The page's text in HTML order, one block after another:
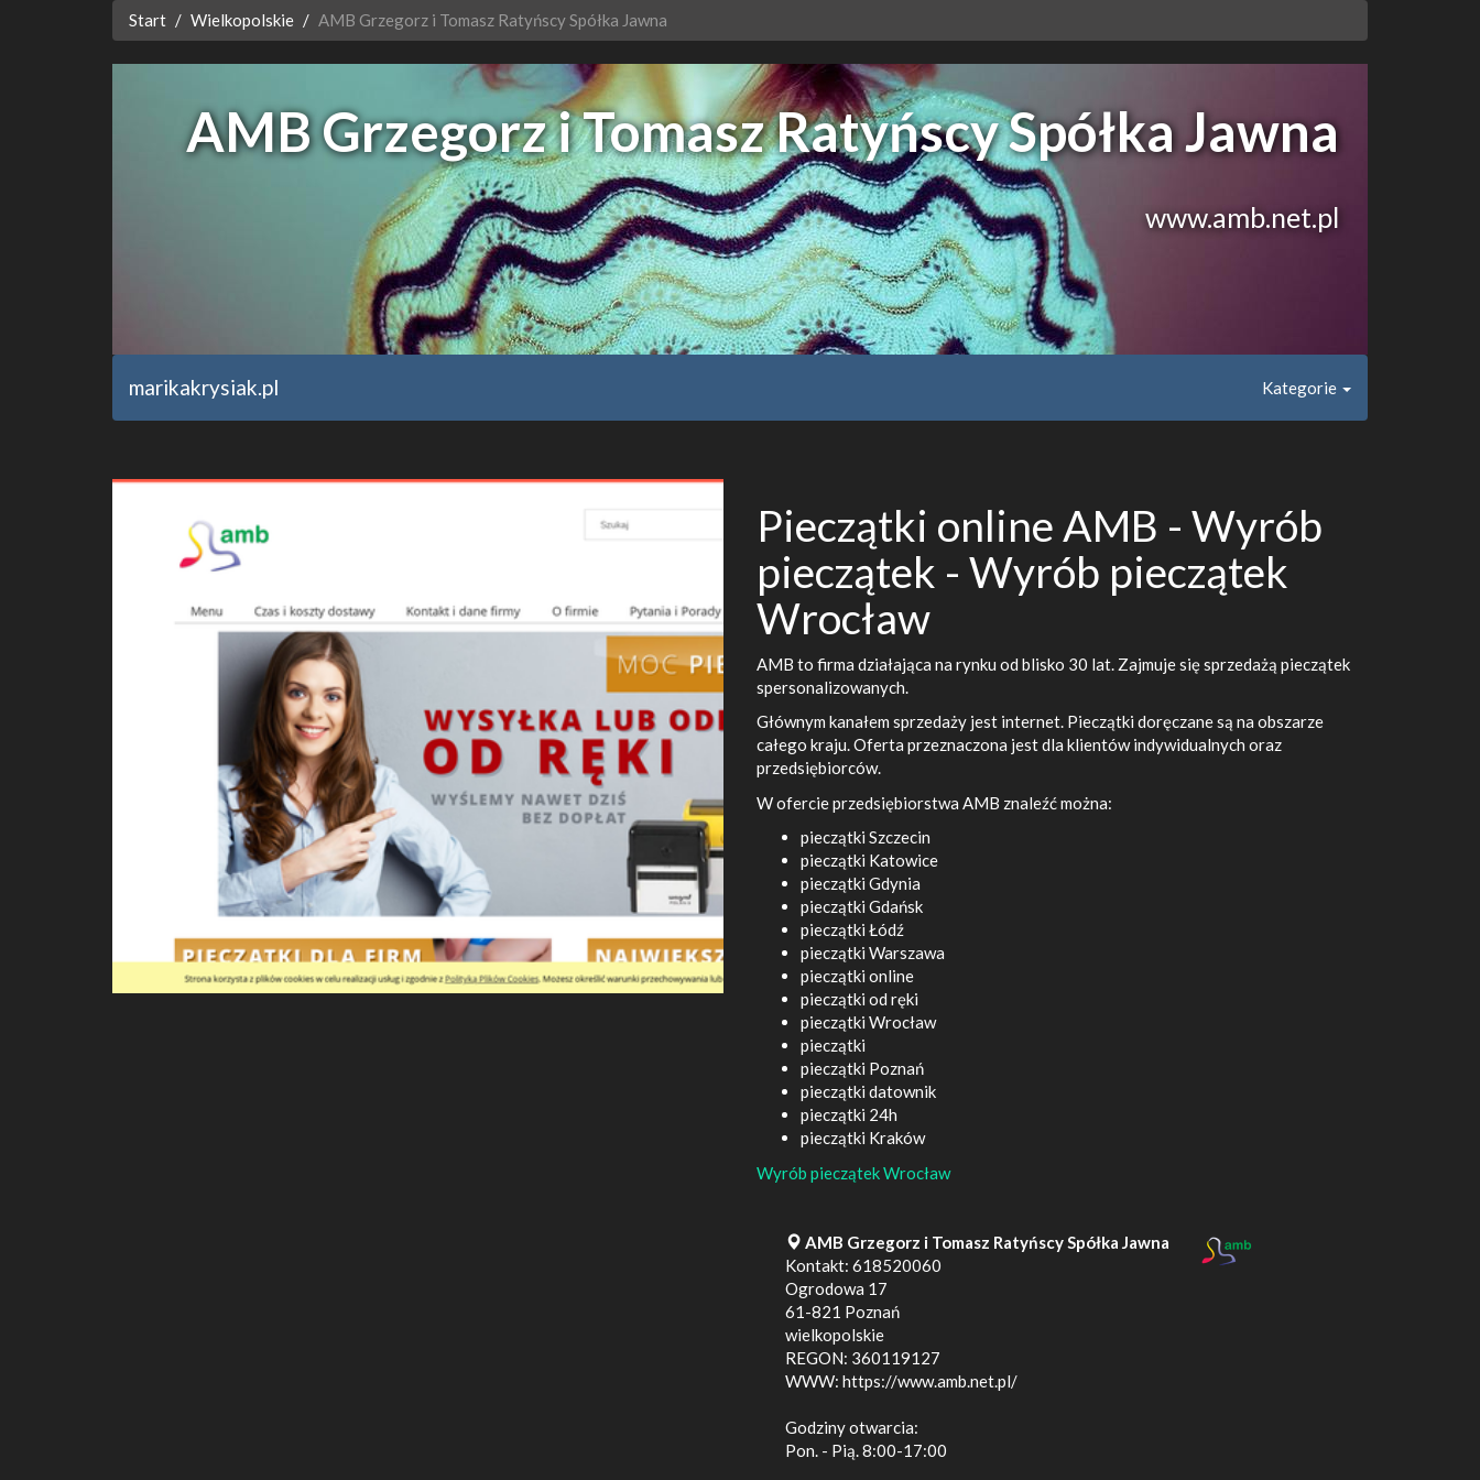
Start Wielkopolskie AMB Grzegorz i Tomasz Ratyńscy Spółka Jawna
AMB Grzegorz i Tomasz Ratyńscy Spółka Jawna
www.amb.net.pl
marikakrysiak.pl Kategorie
Pieczątki online AMB - Wyrób
pieczątek - Wyrób pieczątek
Wrocław
AMB to firma działająca na rynku od blisko 30 lat. Zajmuje się sprzedażą pieczątek
spersonalizowanych.
Głównym kanałem sprzedaży jest internet. Pieczątki doręczane są na obszarze
całego kraju. Oferta przeznaczona jest dla klientów indywidualnych oraz
przedsiębiorców.
W ofercie przedsiębiorstwa AMB znaleźć można:
pieczątki Szczecin
pieczątki Katowice
pieczątki Gdynia
pieczątki Gdańsk
pieczątki Łódź
pieczątki Warszawa
pieczątki online
pieczątki od ręki
pieczątki Wrocław
pieczątki
pieczątki Poznań
pieczątki datownik
pieczątki 24h
pieczątki Kraków
Wyrób pieczątek Wrocław
AMB Grzegorz i Tomasz Ratyńscy Spółka Jawna
Kontakt: 618520060
Ogrodowa 17
61-821 Poznań
wielkopolskie
REGON: 360119127
WWW: https://www.amb.net.pl/
Godziny otwarcia:
Pon. - Pią. 8:00-17:00